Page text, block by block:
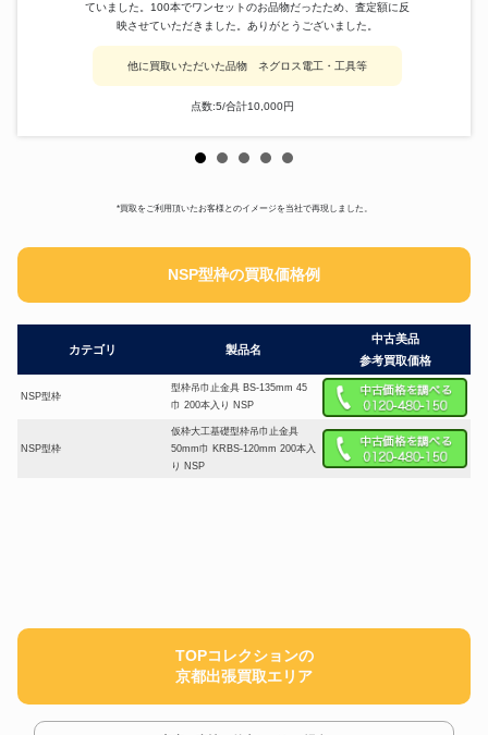
ていました。100本でワンセットのお品物だったため、査定額に反
映させていただきました。ありがとうございました。
他に買取いただいた品物 ネグロス電工・工具等
点数:5/合計10,000円
*買取をご利用頂いたお客様とのイメージを当社で再現しました。
NSP型枠の買取価格例
カテゴリ 製品名
中古美品
参考買取価格
NSP型枠
型枠吊巾止金具 BS-135mm 45
巾 200本入り NSP
NSP型枠
仮枠大工基礎型枠吊巾止金具
50mm巾 KRBS-120mm 200本入
り NSP
TOPコレクションの
京都出張買取エリア